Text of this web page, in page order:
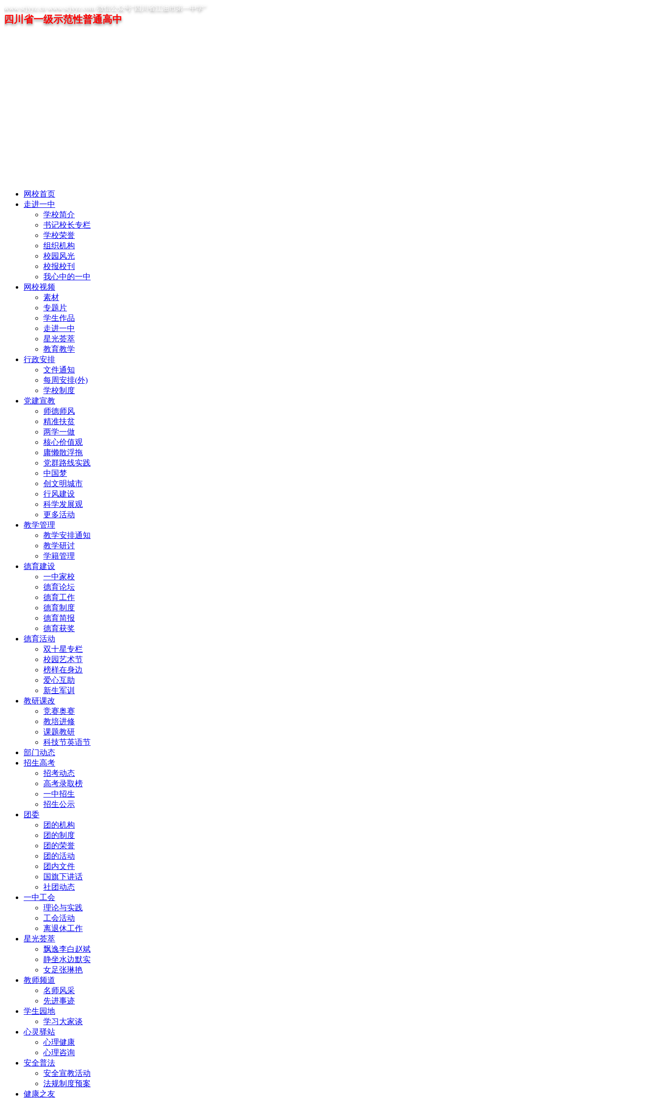
www.scjyyz.cn www.scjyyz.com 微信公众号“四川省江油市第一中学”
四川省一级示范性普通高中
网校首页
走进一中
学校简介
书记校长专栏
学校荣誉
组织机构
校园风光
校报校刊
我心中的一中
网校视频
素材
专题片
学生作品
走进一中
星光荟萃
教育教学
行政安排
文件通知
每周安排(外)
学校制度
党建宣教
师德师风
精准扶贫
两学一做
核心价值观
庸懒散浮拖
党群路线实践
中国梦
创文明城市
行风建设
科学发展观
更多活动
教学管理
教学安排通知
教学研讨
学籍管理
德育建设
一中家校
德育论坛
德育工作
德育制度
德育简报
德育获奖
德育活动
双十星专栏
校园艺术节
榜样在身边
爱心互助
新生军训
教研课改
竞赛奥赛
教培进修
课题教研
科技节英语节
部门动态
招生高考
招考动态
高考录取榜
一中招生
招生公示
团委
团的机构
团的制度
团的荣誉
团的活动
团内文件
国旗下讲话
社团动态
一中工会
理论与实践
工会活动
离退休工作
星光荟萃
飘逸李白赵斌
静坐水边默实
女足张琳艳
教师频道
名师风采
先进事迹
学生园地
学习大家谈
心灵驿站
心理健康
心理咨询
安全普法
安全宣教活动
法规制度预案
健康之友